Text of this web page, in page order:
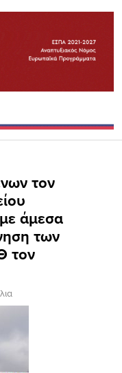
τον
άμεσα
των
τον